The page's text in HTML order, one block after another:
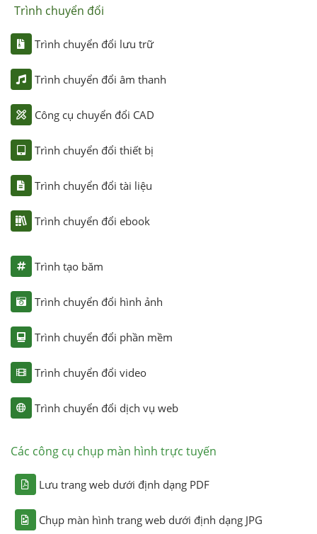
Trình chuyển đổi
Trình chuyển đổi lưu trữ
Trình chuyển đổi âm thanh
Công cụ chuyển đổi CAD
Trình chuyển đổi thiết bị
Trình chuyển đổi tài liệu
Trình chuyển đổi ebook
Trình tạo băm
Trình chuyển đổi hình ảnh
Trình chuyển đổi phần mềm
Trình chuyển đổi video
Trình chuyển đổi dịch vụ web
Các công cụ chụp màn hình trực tuyến
Lưu trang web dưới định dạng PDF
Chụp màn hình trang web dưới định dạng JPG